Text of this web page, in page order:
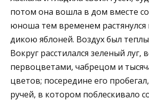
потом она вошла в дом вместе
юноша тем временем растянулся
дикою яблоней. Воздух был
Вокруг расстилался зеленый луг,
первоцветами, чабрецом и
цветов; посередине его
ручей, в котором поблескивало